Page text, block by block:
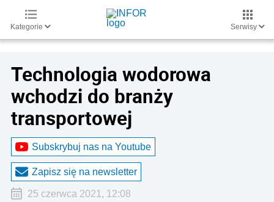
Kategorie Serwisy
Technologia wodorowa
wchodzi do branży
transportowej
Subskrybuj nas na Youtube
Zapisz się na newsletter
25 czerwca 2021, 12:08